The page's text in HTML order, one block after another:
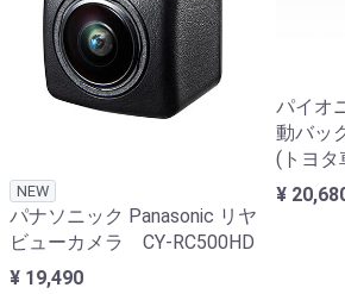
NEW
パナソニック Panasonic リヤ
ビューカメラ CY-RC500HD
¥ 19,490
パイオ
動バッ
(トヨ
¥